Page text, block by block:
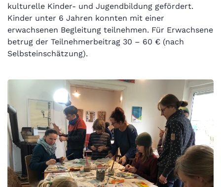
kulturelle Kinder- und Jugendbildung gefördert.
Kinder unter 6 Jahren konnten mit einer
erwachsenen Begleitung teilnehmen. Für Erwachsene
betrug der Teilnehmerbeitrag 30 – 60 € (nach
Selbsteinschätzung).